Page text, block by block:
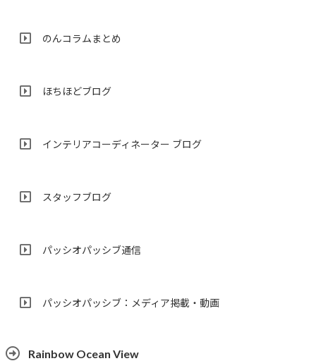
のんコラムまとめ
ほちほどブログ
インテリアコーディネーター ブログ
スタッフブログ
パッシオパッシブ通信
パッシオパッシブ：メディア掲載・動画
Rainbow Ocean View